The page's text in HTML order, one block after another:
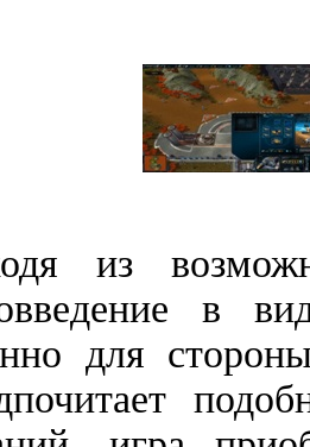
из
в
для